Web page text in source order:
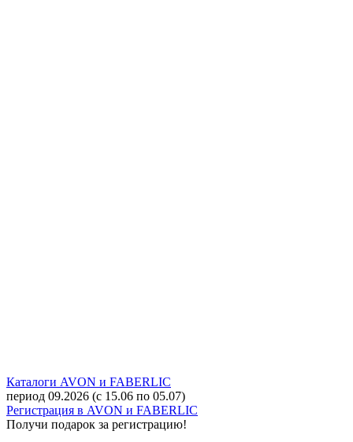
Каталоги AVON и FABERLIC
период 09.2026 (с 15.06 по 05.07)
Регистрация в AVON и FABERLIC
Получи подарок за регистрацию!